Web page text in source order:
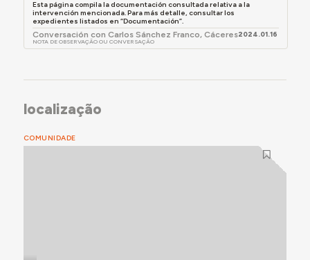
Esta página compila la documentación consultada relativa a la
intervención mencionada. Para más detalle, consultar los
expedientes listados en “Documentación”.
Conversación con Carlos Sánchez Franco, Cáceres2024.01.16
NOTA DE OBSERVAÇÃO OU CONVERSAÇÃO
localização
COMUNIDADE